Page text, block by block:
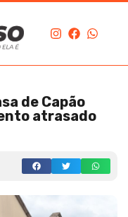
de Capão
atrasado